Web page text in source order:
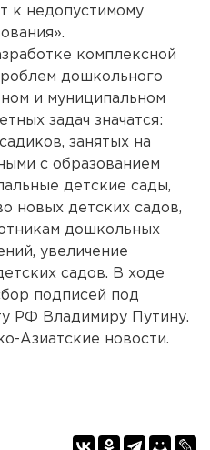
к недопустимому
комплексной
дошкольного
и муниципальном
задач значатся:
занятых на
с образованием
детские сады,
новых детских садов,
дошкольных
увеличение
садов. В ходе
подписей под
РФ Владимиру Путину.
Азиатские новости.